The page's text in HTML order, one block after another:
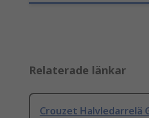
Relaterade länkar
Crouzet Halvledarrelä